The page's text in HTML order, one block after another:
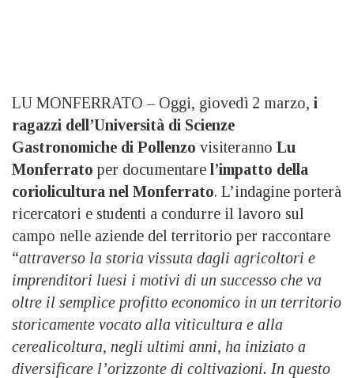
LU MONFERRATO – Oggi, giovedì 2 marzo, i
ragazzi dell’Università di Scienze
Gastronomiche di Pollenzo visiteranno Lu
Monferrato per documentare l’impatto della
coriolicultura nel Monferrato. L’indagine porterà
ricercatori e studenti a condurre il lavoro sul
campo nelle aziende del territorio per raccontare
“attraverso la storia vissuta dagli agricoltori e
imprenditori luesi i motivi di un successo che va
oltre il semplice profitto economico in un territorio
storicamente vocato alla viticultura e alla
cerealicoltura, negli ultimi anni, ha iniziato a
diversificare l’orizzonte di coltivazioni. In questo